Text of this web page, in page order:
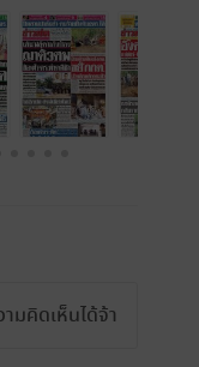
มคิดเห็นได้จ้า